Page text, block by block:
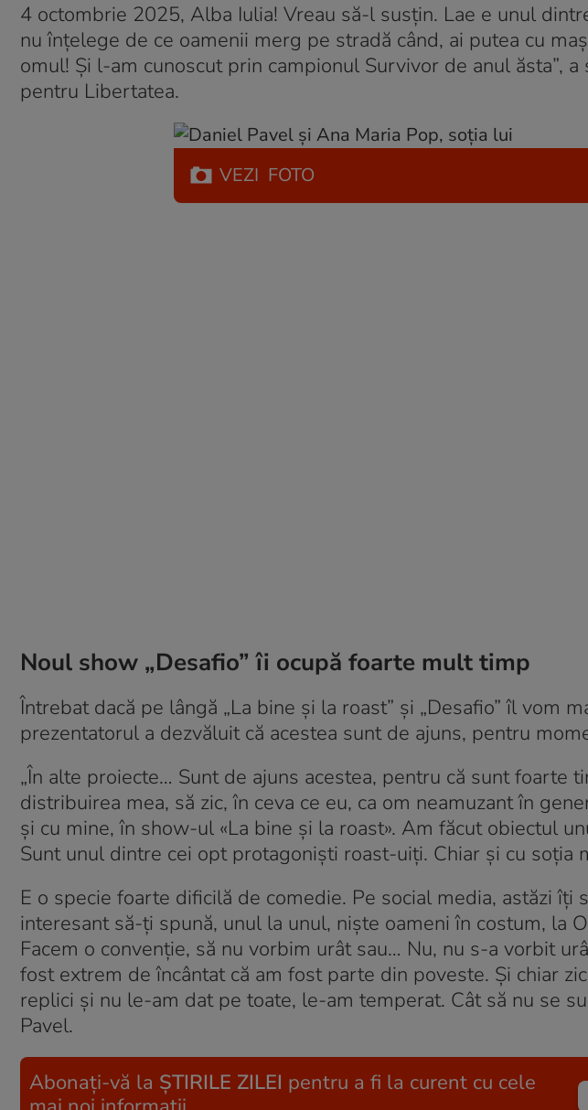
4 octombrie 2025, Alba Iulia! Vreau să-l susțin. Lae e unul
nu înțelege de ce oamenii merg pe stradă când, ai putea cu
omul! Și l-am cunoscut prin campionul Survivor de anul ăsta”,
pentru Libertatea.
VEZI FOTO
Noul show „Desafio” îi ocupă foarte mult timp
Întrebat dacă pe lângă „La bine și la roast” și „Desafio” îl vom
prezentatorul a dezvăluit că acestea sunt de ajuns, pentru
„În alte proiecte… Sunt de ajuns acestea, pentru că sunt foarte
distribuirea mea, să zic, în ceva ce eu, ca om neamuzant în
și cu mine, în show-ul «La bine și la roast». Am făcut obiectul
Sunt unul dintre cei opt protagoniști roast-uiți. Chiar și cu soția
E o specie foarte dificilă de comedie. Pe social media, astăzi
interesant să-ți spună, unul la unul, niște oameni în costum, la
Facem o convenție, să nu vorbim urât sau… Nu, nu s-a vorbit
fost extrem de încântat că am fost parte din poveste. Și chiar
replici și nu le-am dat pe toate, le-am temperat. Cât să nu se
Pavel.
Abonați-vă la ȘTIRILE ZILEI pentru a fi la curent cu cele